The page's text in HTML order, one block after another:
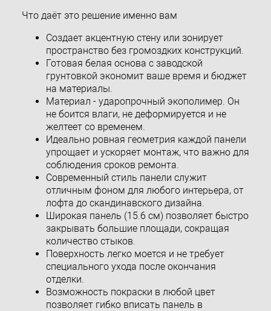
Что даёт это решение именно вам
Создает акцентную стену или зонирует
пространство без громоздких конструкций.
Готовая белая основа с заводской
грунтовкой экономит ваше время и бюджет
на материалы.
Материал - ударопрочный экополимер. Он
не боится влаги, не деформируется и не
желтеет со временем.
Идеально ровная геометрия каждой панели
упрощает и ускоряет монтаж, что важно для
соблюдения сроков ремонта.
Современный стиль панели служит
отличным фоном для любого интерьера, от
лофта до скандинавского дизайна.
Широкая панель (15.6 см) позволяет быстро
закрывать большие площади, сокращая
количество стыков.
Поверхность легко моется и не требует
специального ухода после окончания
отделки.
Возможность покраски в любой цвет
позволяет гибко вписать панель в